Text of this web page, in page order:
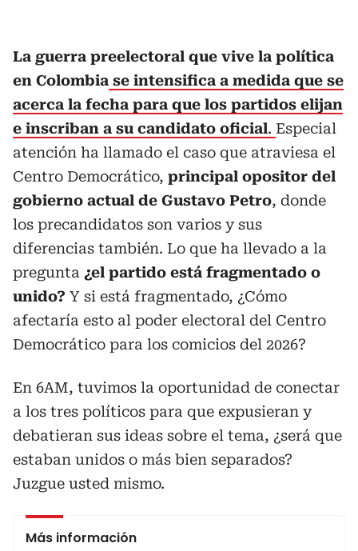
La guerra preelectoral que vive la política
en Colombia se intensifica a medida que se
acerca la fecha para que los partidos elijan
e inscriban a su candidato oficial. Especial
atención ha llamado el caso que atraviesa el
Centro Democrático, principal opositor del
gobierno actual de Gustavo Petro, donde
los precandidatos son varios y sus
diferencias también. Lo que ha llevado a la
pregunta ¿el partido está fragmentado o
unido? Y si está fragmentado, ¿Cómo
afectaría esto al poder electoral del Centro
Democrático para los comicios del 2026?
En 6AM, tuvimos la oportunidad de conectar
a los tres políticos para que expusieran y
debatieran sus ideas sobre el tema, ¿será que
estaban unidos o más bien separados?
Juzgue usted mismo.
Más información